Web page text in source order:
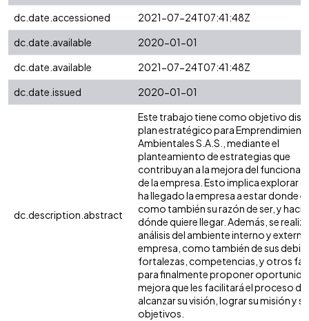
dc.date.accessioned
2021-07-24T07:41:48Z
dc.date.available
2020-01-01
dc.date.available
2021-07-24T07:41:48Z
dc.date.issued
2020-01-01
dc.description.abstract
Este trabajo tiene como objetivo
plan estratégico para
Ambientales S.A.S., mediante el
planteamiento de estrategias que
contribuyan a la mejora del
de la empresa. Esto implica explorar
ha llegado la empresa a estar donde
como también su razón de ser, y hacía
dónde quiere llegar. Además, se
análisis del ambiente interno y
empresa, como también de sus
fortalezas, competencias, y otros
para finalmente proponer
mejora que les facilitará el proceso de
alcanzar su visión, lograr su misión y
objetivos.